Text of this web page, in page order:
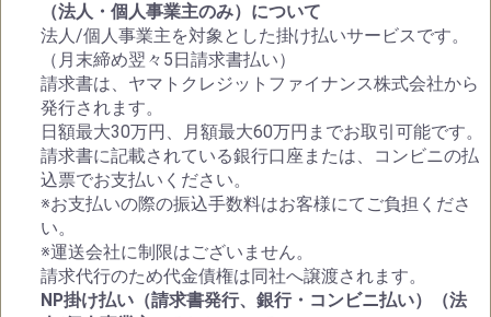
（法人・個人事業主のみ）について
法人/個人事業主を対象とした掛け払いサービスです。
（月末締め翌々5日請求書払い）
請求書は、ヤマトクレジットファイナンス株式会社から
発行されます。
日額最大30万円、月額最大60万円までお取引可能です。
請求書に記載されている銀行口座または、コンビニの払
込票でお支払いください。
※お支払いの際の振込手数料はお客様にてご負担くださ
い。
※運送会社に制限はございません。
請求代行のため代金債権は同社へ譲渡されます。
NP掛け払い（請求書発行、銀行・コンビニ払い）（法